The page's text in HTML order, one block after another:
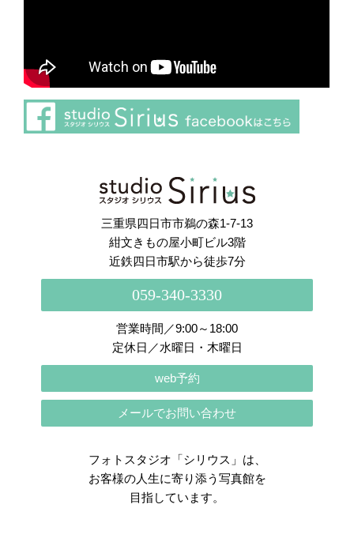
Instagram でフォロー
三重県四日市市鵜の森1-7-13
紺文きもの屋小町ビル3階
近鉄四日市駅から徒歩7分
059-340-3330
営業時間／9:00～18:00
定休日／水曜日・木曜日
web予約
メールでお問い合わせ
フォトスタジオ「シリウス」は、
お客様の人生に寄り添う写真館を
目指しています。